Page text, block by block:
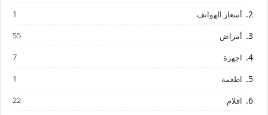
أسعار الهواتف 1
أمراض 55
اجهزة 7
اطعمة 1
افلام 22